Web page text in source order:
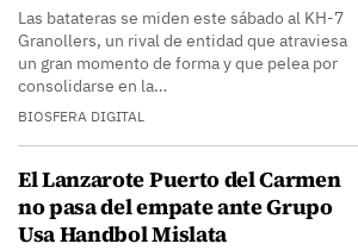
Las batateras se miden este sábado al KH-7
Granollers, un rival de entidad que atraviesa
un gran momento de forma y que pelea por
consolidarse en la…
BIOSFERA DIGITAL
El Lanzarote Puerto del Carmen
no pasa del empate ante Grupo
Usa Handbol Mislata